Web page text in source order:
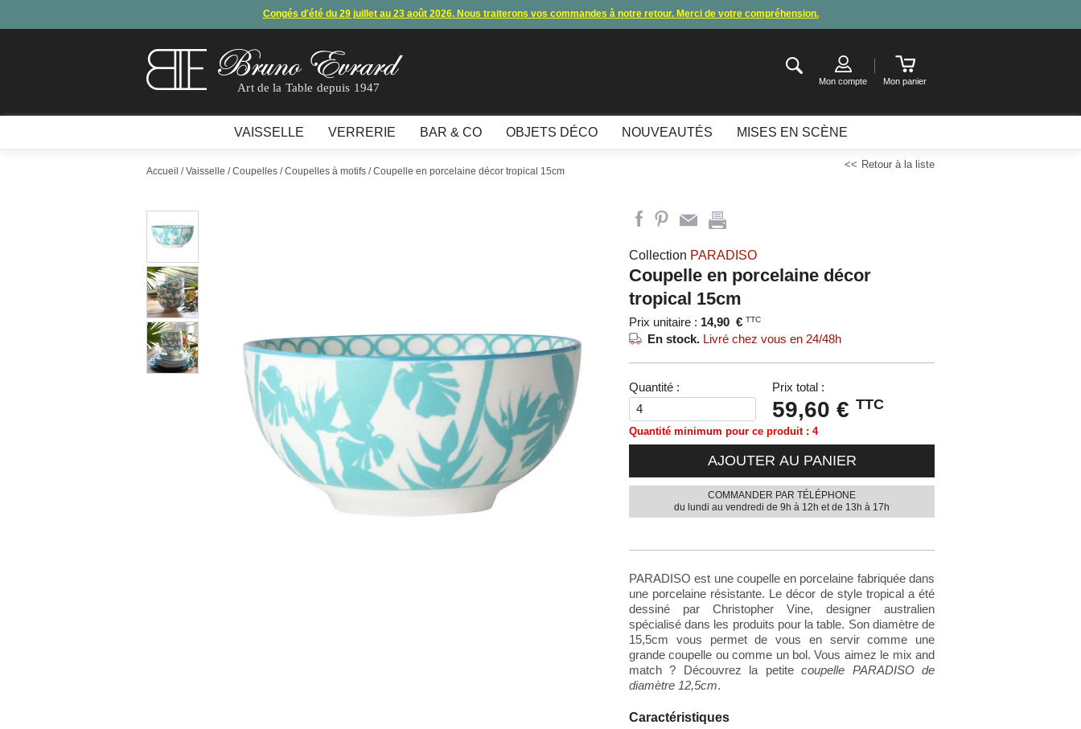
Congés d'été du 29 juillet au 23 août 2026. Nous traiterons vos commandes à notre retour. Merci de votre compréhension.
En raison d'un souci technique, le mode de règlement par carte bancaire et paypal ne fonctionnent plus , merci de nous contacter ou attendre notre appel pour les consignes.
Art de la Table depuis 1947 Mon compte Mon panier
VAISSELLE VERRERIE BAR & CO OBJETS DÉCO NOUVEAUTÉS MISES EN SCÈNE
Accueil /Vaisselle /Coupelles /Coupelles à motifs / Coupelle en porcelaine décor tropical 15cm
Retour à la liste
Collection PARADISO
Coupelle en porcelaine décor
tropical 15cm
Prix unitaire : 14,90 € TTC
En stock. Livré chez vous en 24/48h
Quantité : Prix total :
59,60 € TTC
Quantité minimum pour ce produit : 4
AJOUTER AU PANIER
COMMANDER PAR TÉLÉPHONE
du lundi au vendredi de 9h à 12h et de 13h à 17h
PARADISO est une coupelle en porcelaine fabriquée dans
une porcelaine résistante. Le décor de style tropical a été
dessiné par Christopher Vine, designer australien
spécialisé dans les produits pour la table. Son diamètre de
15,5cm vous permet de vous en servir comme une
grande coupelle ou comme un bol. Vous aimez le mix and
match ? Découvrez la petitecoupelle PARADISO de
diamètre 12,5cm.
Caractéristiques